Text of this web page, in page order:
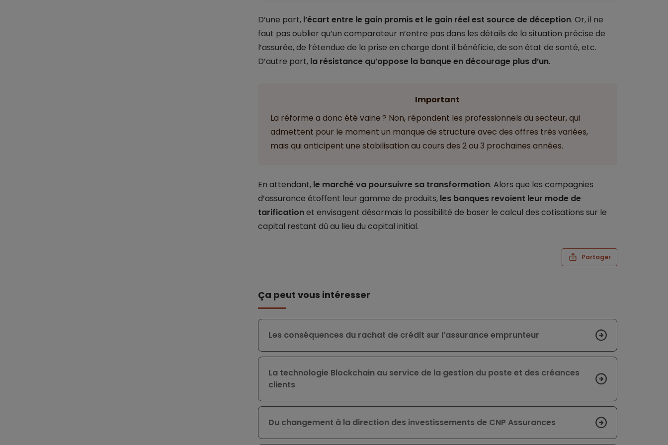
D’une part, l’écart entre le gain promis et le gain réel est source de déception. Or, il ne
faut pas oublier qu’un comparateur n’entre pas dans les détails de la situation précise de
l’assurée, de l’étendue de la prise en charge dont il bénéficie, de son état de santé, etc.
D’autre part, la résistance qu’oppose la banque en décourage plus d’un.
Important
La réforme a donc été vaine ? Non, répondent les professionnels du secteur, qui
admettent pour le moment un manque de structure avec des offres très variées,
mais qui anticipent une stabilisation au cours des 2 ou 3 prochaines années.
En attendant, le marché va poursuivre sa transformation. Alors que les compagnies
d’assurance étoffent leur gamme de produits, les banques revoient leur mode de
tarificationet envisagent désormais la possibilité de baser le calcul des cotisations sur le
capital restant dû au lieu du capital initial.
Partager
Ça peut vous intéresser
Les conséquences du rachat de crédit sur l’assurance emprunteur
La technologie Blockchain au service de la gestion du poste et des créances
clients
Du changement à la direction des investissements de CNP Assurances